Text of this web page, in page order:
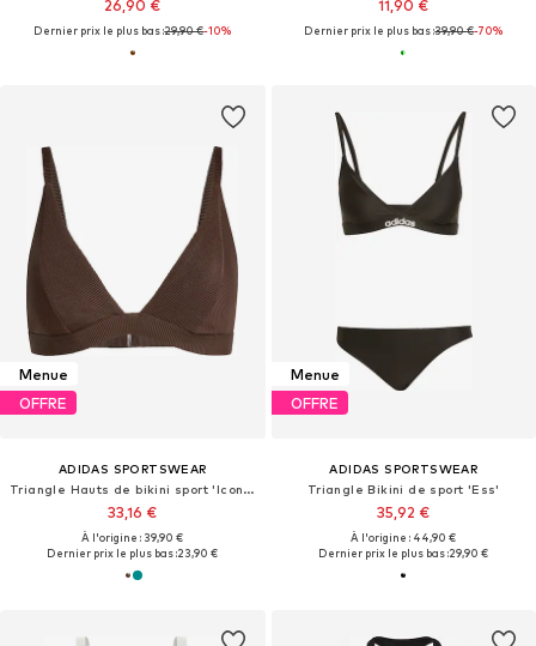
26,90 €
Dernier prix le plus bas :29,90 €-10%
11,90 €
Dernier prix le plus bas :39,90 €-70%
Menue
OFFRE
ADIDAS SPORTSWEAR
Triangle Hauts de bikini sport 'Iconisea'
33,16 €
À l'origine : 39,90 €
Dernier prix le plus bas :23,90 €
Menue
OFFRE
ADIDAS SPORTSWEAR
Triangle Bikini de sport 'Ess'
35,92 €
À l'origine : 44,90 €
Dernier prix le plus bas :29,90 €